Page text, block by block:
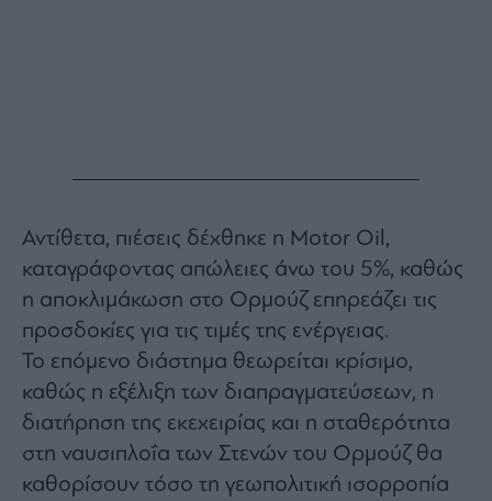
Αντίθετα, πιέσεις δέχθηκε η Motor Oil,
καταγράφοντας απώλειες άνω του 5%, καθώς
η αποκλιμάκωση στο Ορμούζ επηρεάζει τις
προσδοκίες για τις τιμές της ενέργειας.
Το επόμενο διάστημα θεωρείται κρίσιμο,
καθώς η εξέλιξη των διαπραγματεύσεων, η
διατήρηση της εκεχειρίας και η σταθερότητα
στη ναυσιπλοΐα των Στενών του Ορμούζ θα
καθορίσουν τόσο τη γεωπολιτική ισορροπία